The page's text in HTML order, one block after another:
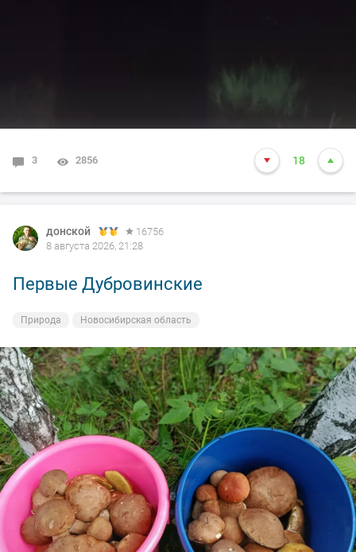
3 2856 18
донской
16756
8 августа 2026, 21:28
Первые Дубровинские
Природа Новосибирская область